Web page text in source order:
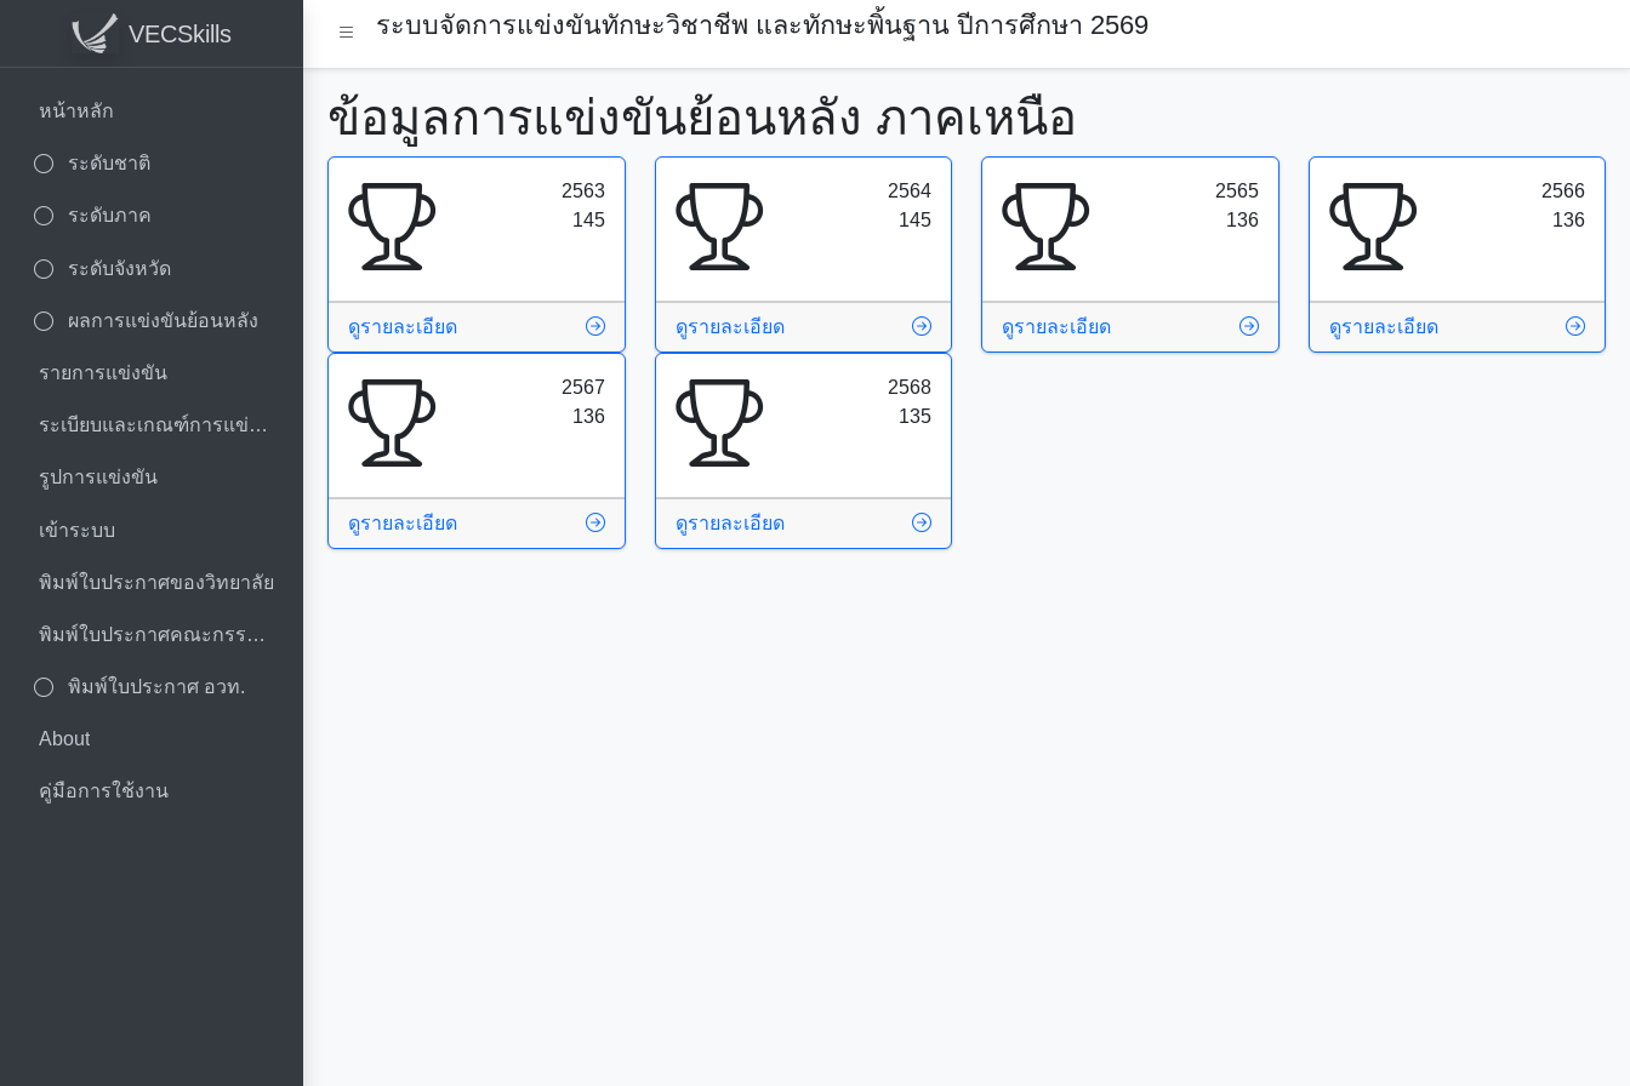
ระบบจัดการแข่งขันทักษะวิชาชีพ และทักษะพิ้นฐาน ปีการศึกษา 2569
VECSkills
หน้าหลัก
ระดับชาติ
ระดับภาค
ระดับจังหวัด
ผลการแข่งขันย้อนหลัง
รายการแข่งขัน
ระเบียบและเกณฑ์การแข่งขัน
รูปการแข่งขัน
เข้าระบบ
พิมพ์ใบประกาศของวิทยาลัย
พิมพ์ใบประกาศคณะกรรมการ
พิมพ์ใบประกาศ อวท.
About
คู่มือการใช้งาน
ข้อมูลการแข่งขันย้อนหลัง ภาคเหนือ
2563
145
ดูรายละเอียด
2564
145
ดูรายละเอียด
2565
136
ดูรายละเอียด
2566
136
ดูรายละเอียด
2567
136
ดูรายละเอียด
2568
135
ดูรายละเอียด